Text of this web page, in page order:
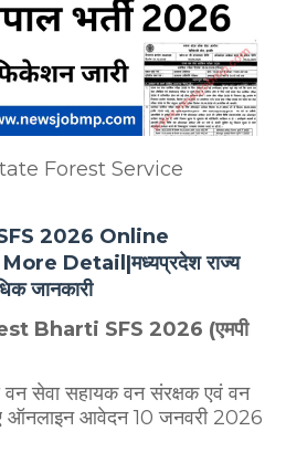
Forest Service
2026 Online
Detail|मध्यप्रदेश राज्य
जानकारी
Bharti SFS 2026 (एमपी
वन सेवा सहायक वन संरक्षक एवं वन
ऑनलाइन आवेदन 10 जनवरी 2026